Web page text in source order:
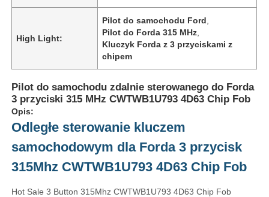
High Light:
Pilot do samochodu Ford
Pilot do Forda 315 MHz
Kluczyk Forda z 3 przyciskami z
chipem
Pilot do samochodu zdalnie sterowanego do Forda
3 przyciski 315 MHz CWTWB1U793 4D63 Chip Fob
Opis:
Odległe sterowanie kluczem
samochodowym dla Forda 3 przycisk
315Mhz CWTWB1U793 4D63 Chip Fob
Hot Sale 3 Button 315Mhz CWTWB1U793 4D63 Chip Fob